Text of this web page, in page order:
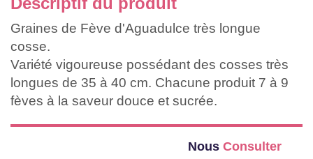
Graines de Fève d'Aguadulce très longue
cosse.
Variété vigoureuse possédant des cosses très
longues de 35 à 40 cm. Chacune produit 7 à 9
fèves à la saveur douce et sucrée.
Nous Consulter